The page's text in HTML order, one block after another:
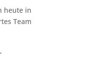
heute in
Team